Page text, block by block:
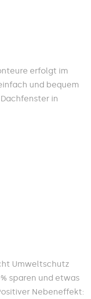
erfolgt im
und bequem
in
Umweltschutz
sparen und etwas
Nebeneffekt: